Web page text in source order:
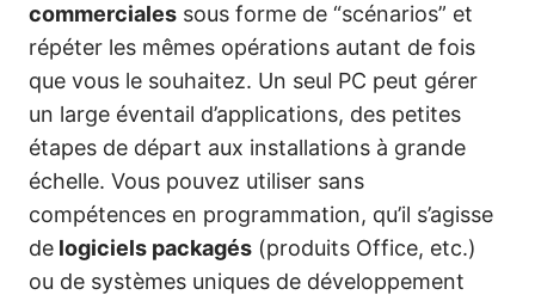
commerciales sous forme de “scénarios” et
répéter les mêmes opérations autant de fois
que vous le souhaitez. Un seul PC peut gérer
un large éventail d’applications, des petites
étapes de départ aux installations à grande
échelle. Vous pouvez utiliser sans
compétences en programmation, qu’il s’agisse
de logiciels packagés (produits Office, etc.)
ou de systèmes uniques de développement